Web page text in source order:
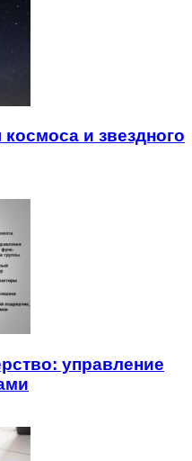
и звездного
управление